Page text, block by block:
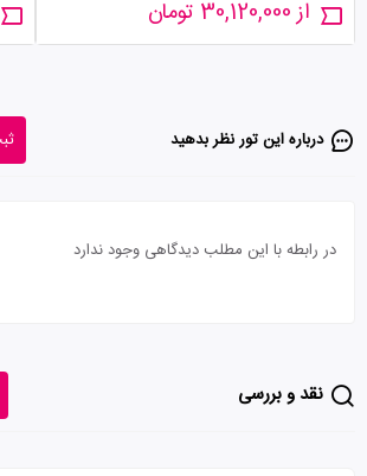
از 30,120,000 تومان
درباره این تور‌ نظر بدهید
در رابطه با این مطلب دیدگاهی وجود ندارد
نقد و بررسی